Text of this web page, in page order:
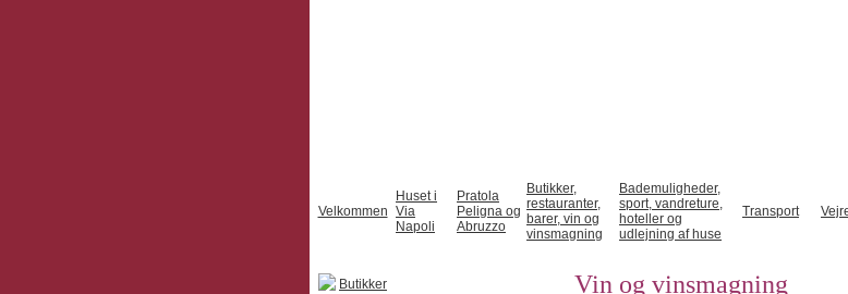
Velkommen
Huset i
Via
Napoli
Pratola
Peligna og
Abruzzo
Butikker,
restauranter,
barer, vin og
vinsmagning
Bademuligheder,
sport, vandreture,
hoteller og
udlejning af huse
Transport
Butikker
Vin og vinsmagning